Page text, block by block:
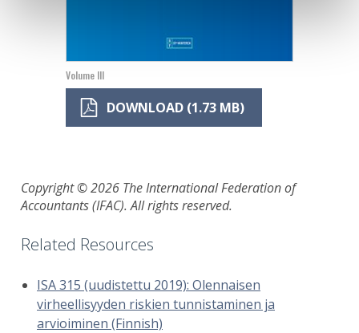
Volume III
DOWNLOAD (1.73 MB)
Copyright © 2026 The International Federation of
Accountants (IFAC). All rights reserved.
Related Resources
ISA 315 (uudistettu 2019): Olennaisen
virheellisyyden riskien tunnistaminen ja
arvioiminen (Finnish)